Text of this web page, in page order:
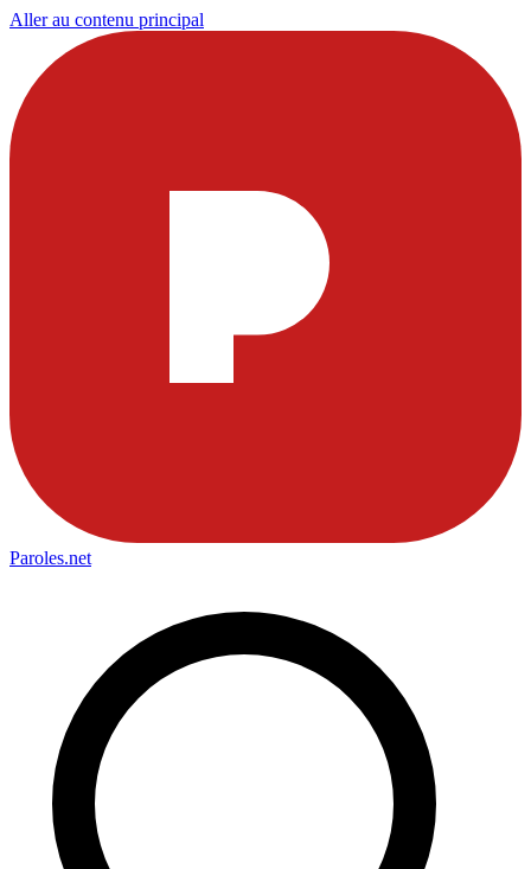
Aller au contenu principal
Paroles.net